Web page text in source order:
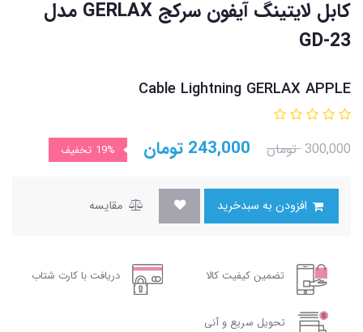
کابل لایتینگ آیفون سرکج GERLAX مدل
GD-23
Cable Lightning GERLAX APPLE
300,000 تومان 243,000 تومان 19% تخفیف
مقایسه
تضمین کیفیت کالا دریافت با کارت شتاب
تحویل سریع و آنی